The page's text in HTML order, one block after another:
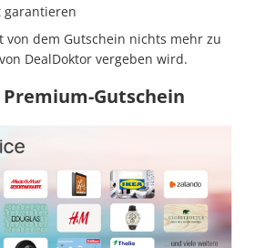
von dem Gutschein nichts mehr zu
DealDoktor vergeben wird.
Premium-Gutschein